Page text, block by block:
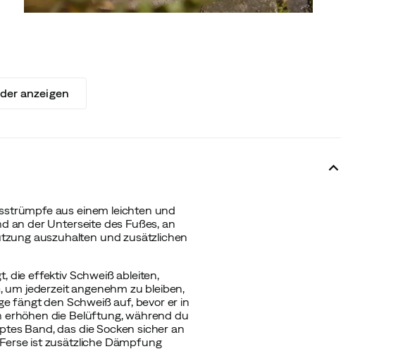
anzeigen
aus einem leichten und
an der Unterseite des Fußes, an
auszuhalten und zusätzlichen
die effektiv Schweiß ableiten,
jederzeit angenehm zu bleiben,
fängt den Schweiß auf, bevor er in
die Belüftung, während du
Band, das die Socken sicher an
ist zusätzliche Dämpfung